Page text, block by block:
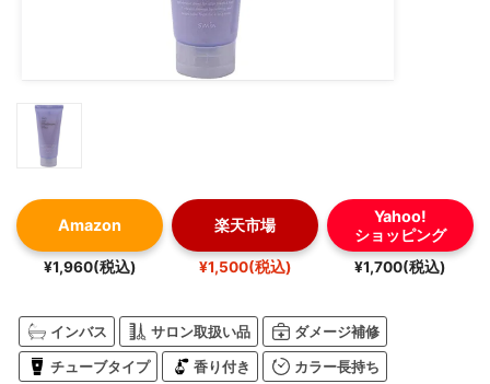
Amazon
¥1,960(税込)
楽天市場
¥1,500(税込)
Yahoo!
ショッピング
¥1,700(税込)
インバス サロン取扱い品 ダメージ補修
チューブタイプ 香り付き カラー長持ち